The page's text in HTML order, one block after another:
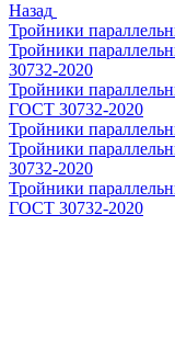
Назад
Тройники
Тройники
30732-2020
Тройники
ГОСТ 30732-2020
Тройники
Тройники
30732-2020
Тройники
ГОСТ 30732-2020